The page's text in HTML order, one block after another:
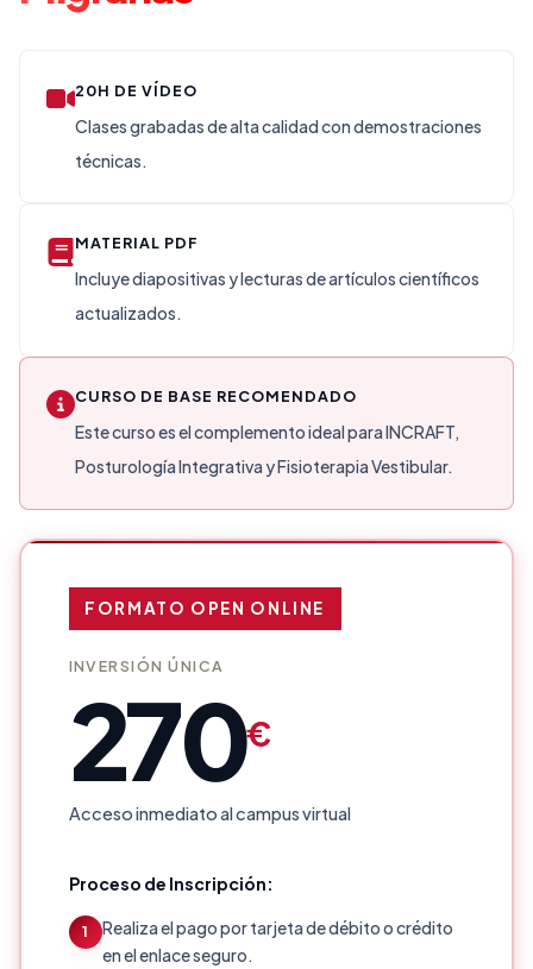
20H DE VÍDEO
Clases grabadas de alta calidad con demostraciones
técnicas.
MATERIAL PDF
Incluye diapositivas y lecturas de artículos científicos
actualizados.
CURSO DE BASE RECOMENDADO
Este curso es el complemento ideal para INCRAFT,
Posturología Integrativa y Fisioterapia Vestibular.
FORMATO OPEN ONLINE
INVERSIÓN ÚNICA
270€
Acceso inmediato al campus virtual
Proceso de Inscripción:
1
Realiza el pago por tarjeta de débito o crédito
en el enlace seguro.